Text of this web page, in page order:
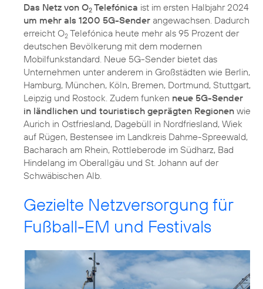
Das Netz von O2 Telefónica ist im ersten Halbjahr 2024
um mehr als 1200 5G-Sender angewachsen. Dadurch
erreicht O2 Telefónica heute mehr als 95 Prozent der
deutschen Bevölkerung mit dem modernen
Mobilfunkstandard. Neue 5G-Sender bietet das
Unternehmen unter anderem in Großstädten wie Berlin,
Hamburg, München, Köln, Bremen, Dortmund, Stuttgart,
Leipzig und Rostock. Zudem funken neue 5G-Sender
in ländlichen und touristisch geprägten Regionen wie
Aurich in Ostfriesland, Dagebüll in Nordfriesland, Wiek
auf Rügen, Bestensee im Landkreis Dahme-Spreewald,
Bacharach am Rhein, Rottleberode im Südharz, Bad
Hindelang im Oberallgäu und St. Johann auf der
Schwäbischen Alb.
Gezielte Netzversorgung für
Fußball-EM und Festivals